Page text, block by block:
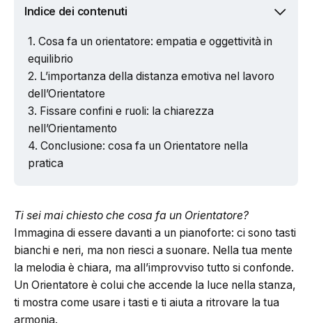
Indice dei contenuti
Cosa fa un orientatore: empatia e oggettività in
equilibrio
L’importanza della distanza emotiva nel lavoro
dell’Orientatore
Fissare confini e ruoli: la chiarezza
nell’Orientamento
Conclusione: cosa fa un Orientatore nella
pratica
Ti sei mai chiesto che cosa fa un Orientatore?
Immagina di essere davanti a un pianoforte: ci sono tasti
bianchi e neri, ma non riesci a suonare. Nella tua mente
la melodia è chiara, ma all’improvviso tutto si confonde.
Un Orientatore è colui che accende la luce nella stanza,
ti mostra come usare i tasti e ti aiuta a ritrovare la tua
armonia.